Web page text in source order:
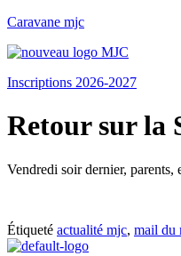
Caravane mjc
Inscriptions 2026-2027
Retour sur la
Vendredi soir dernier, parents,
Étiqueté actualité mjc, mail du